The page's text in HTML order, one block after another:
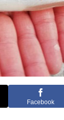
Facebook